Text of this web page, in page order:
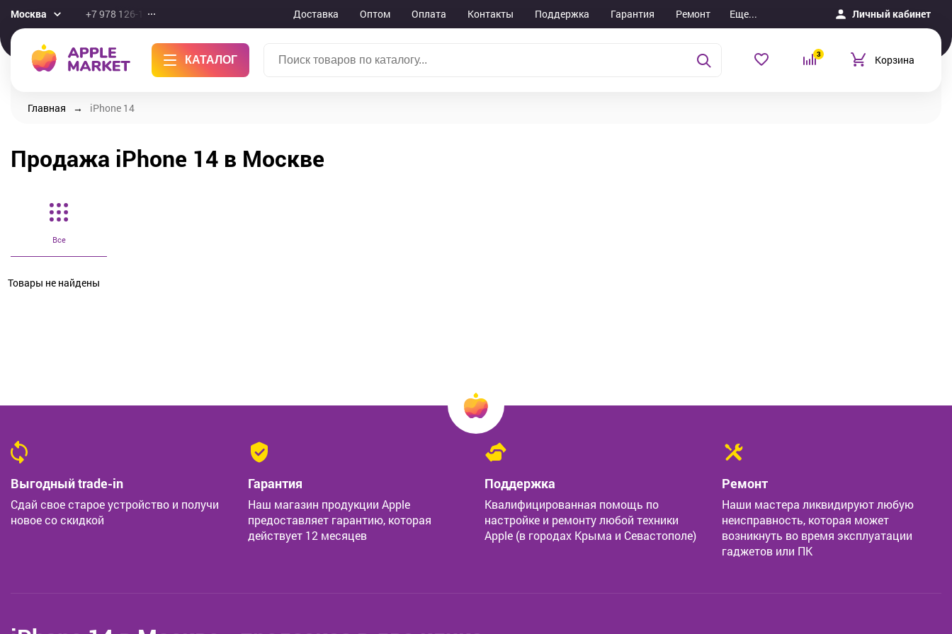
Москва +7 978 126-10-46 Доставка Оптом Оплата Контакты Поддержка Гарантия Ремонт Еще... Личный кабинет
КАТАЛОГ 3 Корзина
Главная iPhone 14
Продажа iPhone 14 в Москве
Все
Товары не найдены
Выгодный trade-in
Сдай свое старое устройство и получи
новое со скидкой
Гарантия
Наш магазин продукции Apple
предоставляет гарантию, которая
действует 12 месяцев
Поддержка
Квалифицированная помощь по
настройке и ремонту любой техники
Apple (в городах Крыма и Севастополе)
Ремонт
Наши мастера ликвидируют любую
неисправность, которая может
возникнуть во время эксплуатации
гаджетов или ПК